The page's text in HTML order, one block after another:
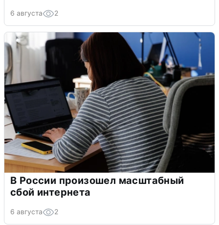
6 августа 2
В России произошел масштабный
сбой интернета
6 августа 2